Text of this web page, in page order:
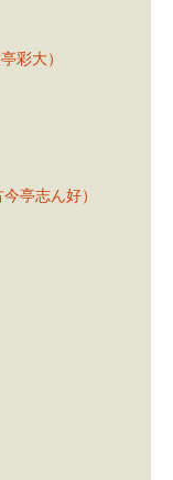
彩大）
亭志ん好）